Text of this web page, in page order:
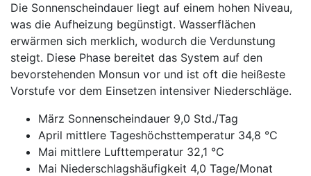
Die Sonnenscheindauer liegt auf einem hohen Niveau,
was die Aufheizung begünstigt. Wasserflächen
erwärmen sich merklich, wodurch die Verdunstung
steigt. Diese Phase bereitet das System auf den
bevorstehenden Monsun vor und ist oft die heißeste
Vorstufe vor dem Einsetzen intensiver Niederschläge.
März Sonnenscheindauer 9,0 Std./Tag
April mittlere Tageshöchsttemperatur 34,8 °C
Mai mittlere Lufttemperatur 32,1 °C
Mai Niederschlagshäufigkeit 4,0 Tage/Monat